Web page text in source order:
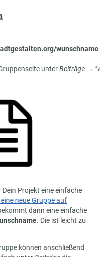
wunschname
unterBeiträge → "+
Projekt eine einfache
eine neue Gruppe auf
dann eine einfache
. Die ist leicht zu
können anschließend